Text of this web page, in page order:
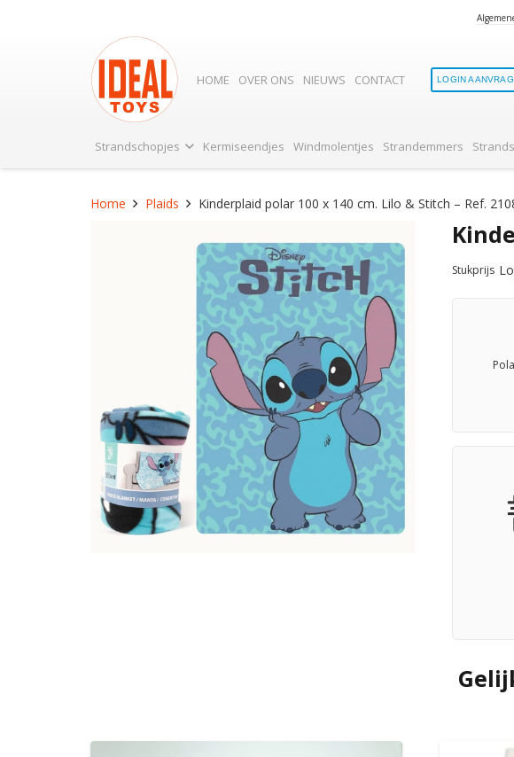
HOME OVER ONS NIEUWS CONTACT LOGIN
Strandschopjes Kermiseendjes Windmolentjes Strandemmers
Home Plaids Kinderplaid polar 100 x 140 cm. Lilo & Stitch – Ref.
Stukprijs